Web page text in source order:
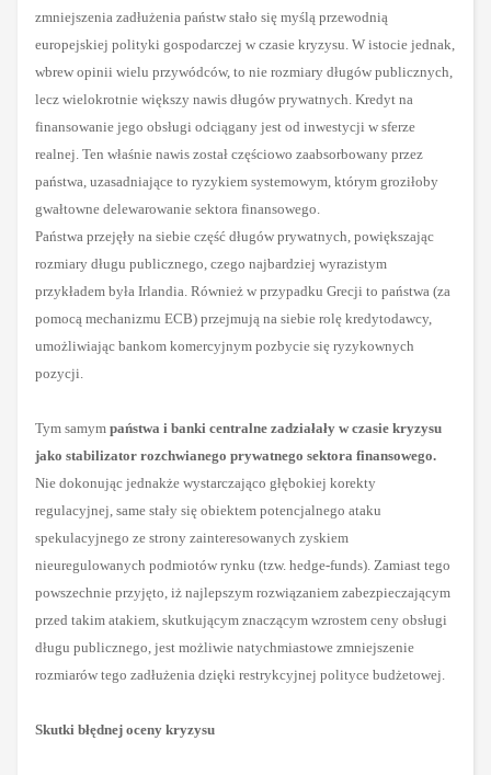
zmniejszenia zadłużenia państw stało się myślą przewodnią
europejskiej polityki gospodarczej w czasie kryzysu. W istocie jednak,
wbrew opinii wielu przywódców, to nie rozmiary długów publicznych,
lecz wielokrotnie większy nawis długów prywatnych. Kredyt na
finansowanie jego obsługi odciągany jest od inwestycji w sferze
realnej. Ten właśnie nawis został częściowo zaabsorbowany przez
państwa, uzasadniające to ryzykiem systemowym, którym groziłoby
gwałtowne delewarowanie sektora finansowego.
Państwa przejęły na siebie część długów prywatnych, powiększając
rozmiary długu publicznego, czego najbardziej wyrazistym
przykładem była Irlandia. Również w przypadku Grecji to państwa (za
pomocą mechanizmu ECB) przejmują na siebie rolę kredytodawcy,
umożliwiając bankom komercyjnym pozbycie się ryzykownych
pozycji.
Tym samym państwa i banki centralne zadziałały w czasie kryzysu
jako stabilizator rozchwianego prywatnego sektora finansowego.
Nie dokonując jednakże wystarczająco głębokiej korekty
regulacyjnej, same stały się obiektem potencjalnego ataku
spekulacyjnego ze strony zainteresowanych zyskiem
nieuregulowanych podmiotów rynku (tzw. hedge-funds). Zamiast tego
powszechnie przyjęto, iż najlepszym rozwiązaniem zabezpieczającym
przed takim atakiem, skutkującym znaczącym wzrostem ceny obsługi
długu publicznego, jest możliwie natychmiastowe zmniejszenie
rozmiarów tego zadłużenia dzięki restrykcyjnej polityce budżetowej.
Skutki błędnej oceny kryzysu